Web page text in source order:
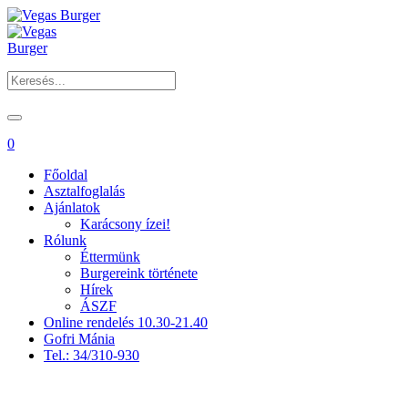
0
Főoldal
Asztalfoglalás
Ajánlatok
Karácsony ízei!
Rólunk
Éttermünk
Burgereink története
Hírek
ÁSZF
Online rendelés 10.30-21.40
Gofri Mánia
Tel.: 34/310-930